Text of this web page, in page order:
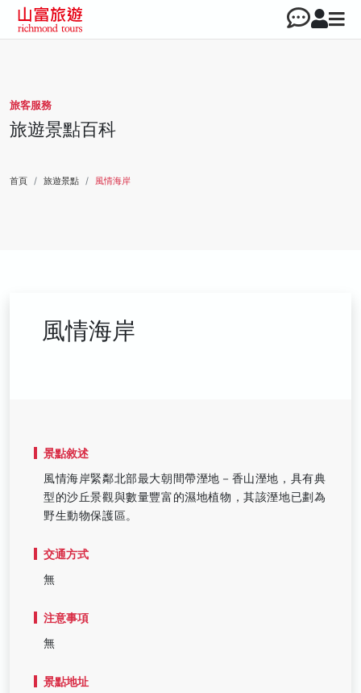
旅客服務
旅遊景點百科
首頁 旅遊景點 風情海岸
風情海岸
景點敘述
風情海岸緊鄰北部最大朝間帶溼地－香山溼地，具有典
型的沙丘景觀與數量豐富的濕地植物，其該溼地已劃為
野生動物保護區。
交通方式
無
注意事項
無
景點地址